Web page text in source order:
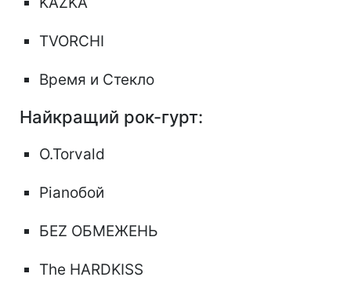
TVORCHI
Время и Стекло
Найкращий рок-гурт:
O.Torvald
Pianoбой
БЕZ ОБМЕЖЕНЬ
The HARDKISS